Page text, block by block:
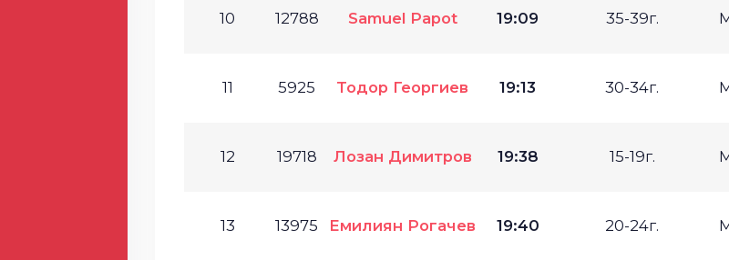
10 12788 Samuel Papot 19:09 35-39г.
11 5925 Тодор Георгиев 19:13 30-34г.
12 19718 Лозан Димитров 19:38 15-19г.
13 13975 Емилиян Рогачев 19:40 20-24г.